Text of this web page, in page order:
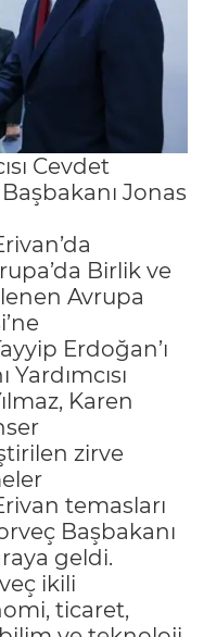
Cevdet
Jonas
Birlik ve
Avrupa
Erdoğan’ı
Karen
zirve
temasları
Başbakanı
geldi.
ikili
ticaret,